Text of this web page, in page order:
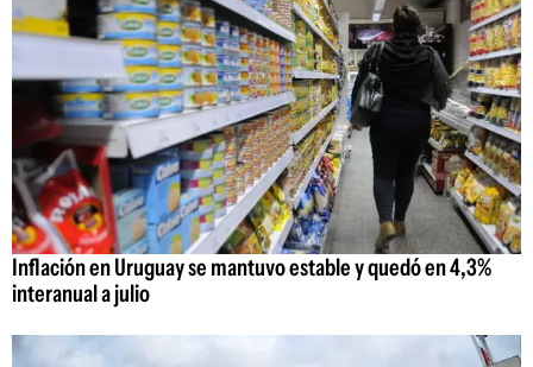
Inflación en Uruguay se mantuvo estable y quedó en 4,3%
interanual a julio